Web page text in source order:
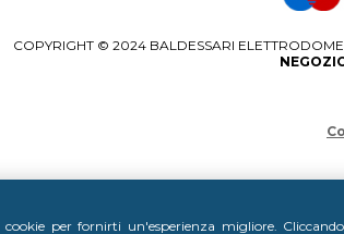
cookie per fornirti un'esperienza migliore.
COPYRIGHT © 2024 BALDESSARI